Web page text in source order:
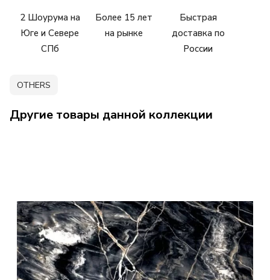
2 Шоурума на
Юге и Севере
СПб
Более 15 лет
на рынке
Быстрая
доставка по
России
OTHERS
Другие товары данной коллекции